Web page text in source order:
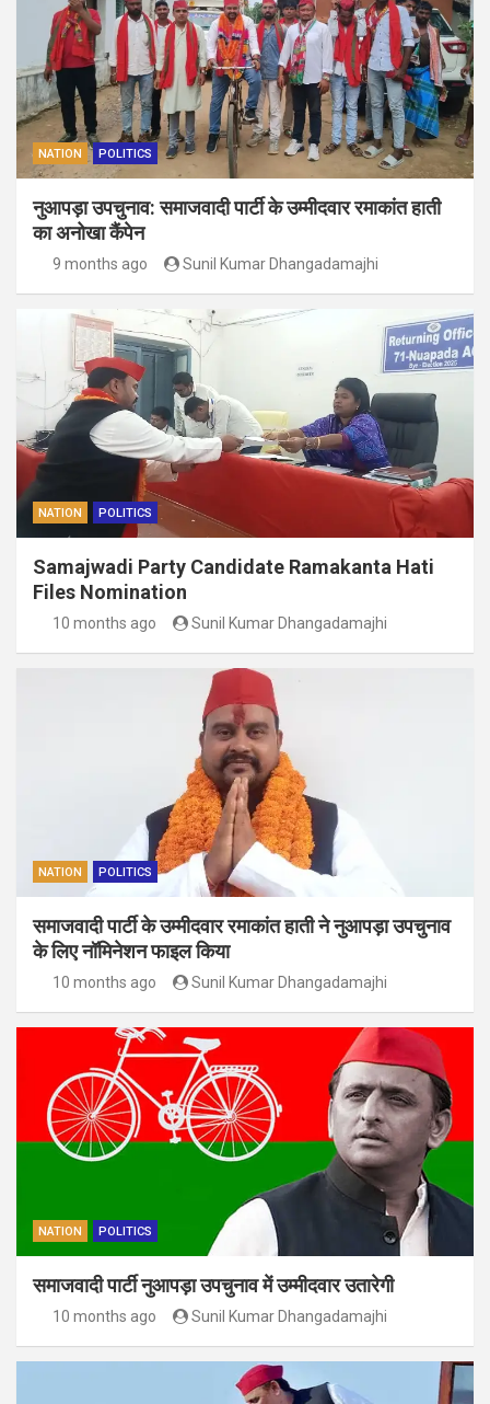
NATION POLITICS
नुआपड़ा उपचुनाव: समाजवादी पार्टी के उम्मीदवार रमाकांत हाती
का अनोखा कैंपेन
9 months ago Sunil Kumar Dhangadamajhi
NATION POLITICS
Samajwadi Party Candidate Ramakanta Hati
Files Nomination
10 months ago Sunil Kumar Dhangadamajhi
NATION POLITICS
समाजवादी पार्टी के उम्मीदवार रमाकांत हाती ने नुआपड़ा उपचुनाव
के लिए नॉमिनेशन फाइल किया
10 months ago Sunil Kumar Dhangadamajhi
NATION POLITICS
समाजवादी पार्टी नुआपड़ा उपचुनाव में उम्मीदवार उतारेगी
10 months ago Sunil Kumar Dhangadamajhi